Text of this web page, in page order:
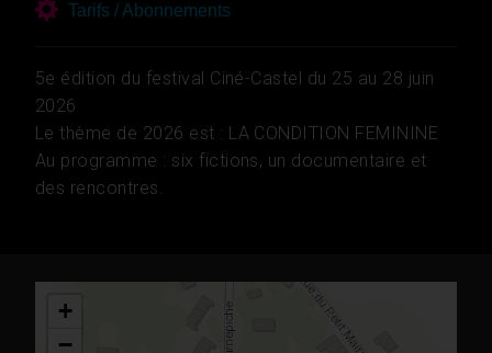
Tarifs / Abonnements
5e édition du festival Ciné-Castel du 25 au 28 juin
2026
Le thème de 2026 est : LA CONDITION FEMININE
Au programme : six fictions, un documentaire et
des rencontres.
+
−